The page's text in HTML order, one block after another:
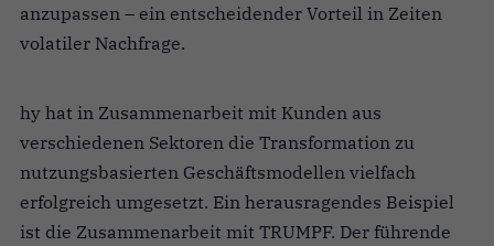
anzupassen – ein entscheidender Vorteil in Zeiten
volatiler Nachfrage.
hy hat in Zusammenarbeit mit Kunden aus
verschiedenen Sektoren die Transformation zu
nutzungsbasierten Geschäftsmodellen vielfach
erfolgreich umgesetzt. Ein herausragendes Beispiel
ist die Zusammenarbeit mit TRUMPF. Der führende